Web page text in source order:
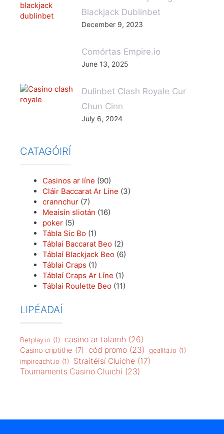
Blackjack Dublinbet
December 9, 2023
Comórtas Empire.io
June 13, 2025
Dulinbet Clash Royale Cur
Chun Cinn
July 6, 2024
CATAGÓIRÍ
Casinos ar líne (90)
Cláir Baccarat Ar Líne (3)
crannchur (7)
Meaisín sliotán (16)
poker (5)
Tábla Sic Bo (1)
Táblaí Baccarat Beo (2)
Táblaí Blackjack Beo (6)
Táblaí Craps (1)
Táblaí Craps Ar Líne (1)
Táblaí Roulette Beo (11)
LIPÉADAÍ
Betplay.io (1) casino ar talamh (26)
Casino criptithe (7) cód promo (23) geallta.io (1)
impireacht.io (1) Straitéisí Cluiche (17)
Tournaments Casino Cluichí (23)